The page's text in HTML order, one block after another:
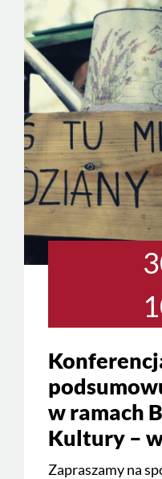
w ramach
Kultury –
Zapraszamy na